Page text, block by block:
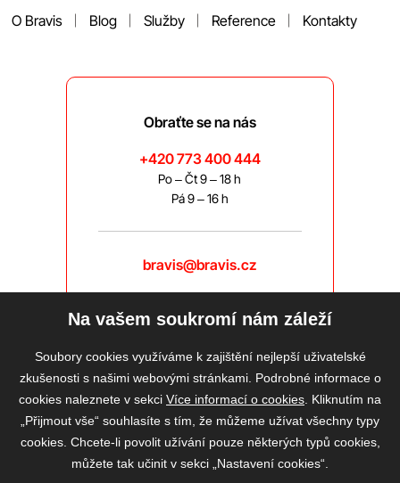
O Bravis
Blog Služby Reference Kontakty
Obraťte se na nás
+420 773 400 444
Po – Čt 9 – 18 h
Pá 9 – 16 h
bravis@bravis.cz
Na vašem soukromí nám záleží
Soubory cookies využíváme k zajištění nejlepší uživatelské
zkušenosti s našimi webovými stránkami. Podrobné informace o
cookies naleznete v sekci Více informací o cookies . Kliknutím na
„Přijmout vše“ souhlasíte s tím, že můžeme užívat všechny typy
cookies. Chcete-li povolit užívání pouze některých typů cookies,
můžete tak učinit v sekci „Nastavení cookies“.